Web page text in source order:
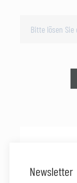
Newsletter